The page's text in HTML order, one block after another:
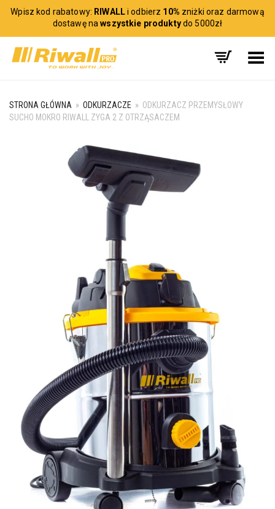
Wpisz kod rabatowy: RIWALLi odbierz 10% zniżki oraz darmową
dostawę nawszystkie produktydo 5000zł
Toggle Menu
STRONA GŁÓWNA » ODKURZACZE » ODKURZACZ PRZEMYSŁOWY
SUCHO MOKRO RIWALL ZYGA 2 Z OTRZĄSACZEM